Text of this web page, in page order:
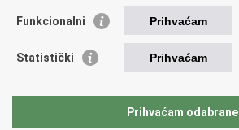
Državno sudbeno vijeće
Državnoodvjetničko vijeće
Hrvatska odvjetnička komora
Europski pravosudni portal
Funkcionalni Prihvaćam
Statistički Prihvaćam
Prihvaćam odabrane